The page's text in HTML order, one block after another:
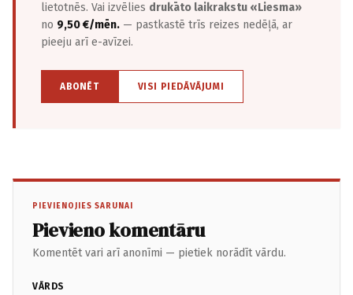
lietotnēs. Vai izvēlies drukāto laikrakstu «Liesma»
no 9,50 €/mēn. — pastkastē trīs reizes nedēļā, ar
pieeju arī e-avīzei.
ABONĒT VISI PIEDĀVĀJUMI
PIEVIENOJIES SARUNAI
Pievieno komentāru
Komentēt vari arī anonīmi — pietiek norādīt vārdu.
VĀRDS